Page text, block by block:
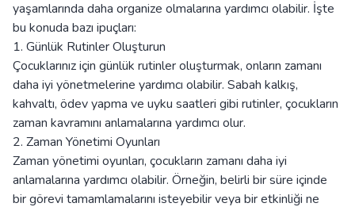
yaşamlarında daha organize olmalarına yardımcı olabilir. İşte
bu konuda bazı ipuçları:
1. Günlük Rutinler Oluşturun
Çocuklarınız için günlük rutinler oluşturmak, onların zamanı
daha iyi yönetmelerine yardımcı olabilir. Sabah kalkış,
kahvaltı, ödev yapma ve uyku saatleri gibi rutinler, çocukların
zaman kavramını anlamalarına yardımcı olur.
2. Zaman Yönetimi Oyunları
Zaman yönetimi oyunları, çocukların zamanı daha iyi
anlamalarına yardımcı olabilir. Örneğin, belirli bir süre içinde
bir görevi tamamlamalarını isteyebilir veya bir etkinliği ne